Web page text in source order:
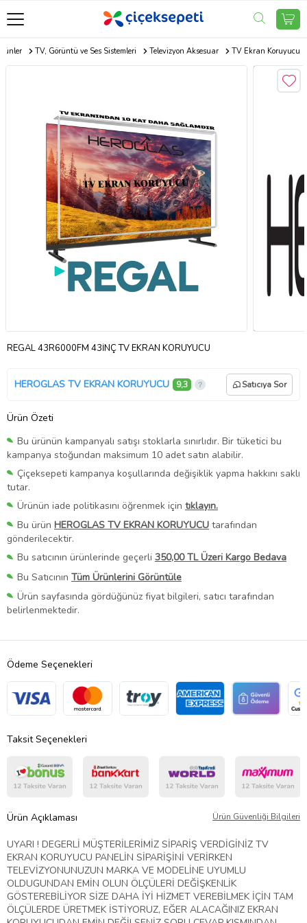
TV, Görüntü ve Ses Sistemleri Televizyon Aksesuar TV Ekran Koruyucu
REGAL 43R6000FM 43İNÇ TV EKRAN KORUYUCU
HEROGLAS TV EKRAN KORUYUCU 9,3 Satıcıya Sor
Ürün Özeti
Bu ürünün kampanyalı satışı stoklarla sınırlıdır. Bir tüketici bu
kampanya stoğundan maksimum 10 adet satın alabilir.
Çiçeksepeti kampanya koşullarında değişiklik yapma hakkını saklı
tutar.
Ürünün iade politikasını öğrenmek için tıklayın.
Bu ürün HEROGLAS TV EKRAN KORUYUCU tarafından
gönderilecektir.
Bu satıcının ürünlerinde geçerli 350,00 TL Üzeri Kargo Bedava
Bu Satıcının Tüm Ürünlerini Görüntüle
Ürün sayfasında gördüğünüz fiyat bilgileri, satıcı tarafından
belirlenmektedir.
Ödeme Seçenekleri
Taksit Seçenekleri
Ürün Açıklaması Ürün Güvenliği Bilgileri
UYARI ! DEGERLİ MÜŞTERİLERİMİZ SİPARİŞ VERDİGİNİZ TV
EKRAN KORUYUCU PANELİN SİPARİŞİNİ VERİRKEN
TELEVİZYONUNUZUN MARKA VE MODELİNE UYUMLU
OLDUGUNDAN EMİN OLUN ÖLÇÜLERİ DEĞİŞKENLİK
GÖSTEREBİLİYOR SİZE DAHA İYİ HİZMET VEREBİLMEK İÇİN TAM
ÖLÇÜLERDE ÜRETMEK İSTİYORUZ, EĞER ALACAĞINIZ EKRAN